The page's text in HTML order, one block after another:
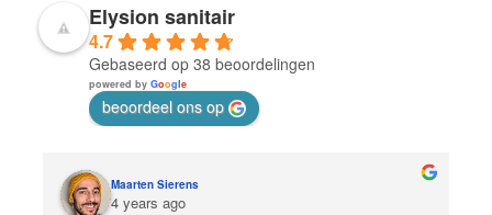
Elysion sanitair
4.7
Gebaseerd op 38 beoordelingen
powered by Google
beoordeel ons op
Maarten Sierens
4 years ago